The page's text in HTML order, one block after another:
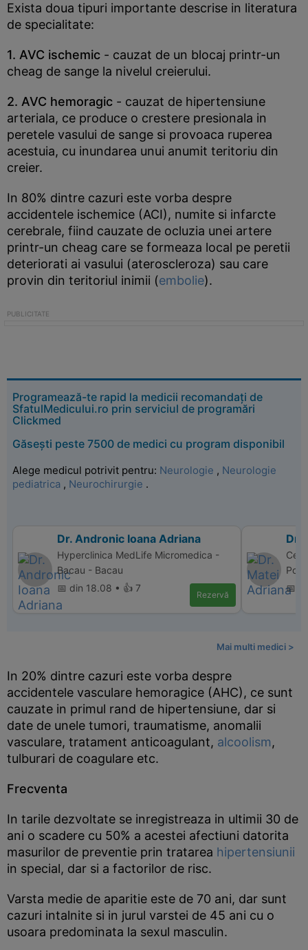
Exista doua tipuri importante descrise in literatura
de specialitate:
1. AVC ischemic - cauzat de un blocaj printr-un
cheag de sange la nivelul creierului.
2. AVC hemoragic - cauzat de hipertensiune
arteriala, ce produce o crestere presionala in
peretele vasului de sange si provoaca ruperea
acestuia, cu inundarea unui anumit teritoriu din
creier.
In 80% dintre cazuri este vorba despre
accidentele ischemice (ACI), numite si infarcte
cerebrale, fiind cauzate de ocluzia unei artere
printr-un cheag care se formeaza local pe peretii
deteriorati ai vasului (ateroscleroza) sau care
provin din teritoriul inimii (embolie).
Programează-te rapid la medicii recomandați de
SfatulMedicului.ro prin serviciul de programări
Clickmed
Găsești peste 7500 de medici cu program disponibil
Alege medicul potrivit pentru: Neurologie , Neurologie
pediatrica , Neurochirurgie .
Dr. Andronic Ioana Adriana
Hyperclinica MedLife Micromedica -
Bacau - Bacau
📅 din 18.08 • 👍 7
Rezervă
Dr.
📅
Mai multi medici >
In 20% dintre cazuri este vorba despre
accidentele vasculare hemoragice (AHC), ce sunt
cauzate in primul rand de hipertensiune, dar si
date de unele tumori, traumatisme, anomalii
vasculare, tratament anticoagulant, alcoolism,
tulburari de coagulare etc.
Frecventa
In tarile dezvoltate se inregistreaza in ultimii 30 de
ani o scadere cu 50% a acestei afectiuni datorita
masurilor de preventie prin tratarea hipertensiunii
in special, dar si a factorilor de risc.
Varsta medie de aparitie este de 70 ani, dar sunt
cazuri intalnite si in jurul varstei de 45 ani cu o
usoara predominata la sexul masculin.